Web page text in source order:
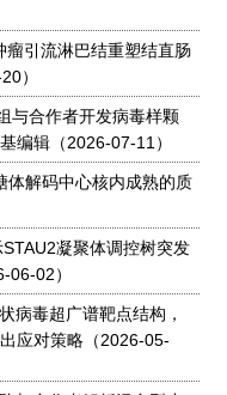
引流淋巴结重塑结直肠
）
与合作者开发病毒样颗
编辑 （2026-07-11）
体解码中心核内成熟的质
凝聚体调控树突发
06-02）
病毒超广谱靶点结构，
应对策略 （2026-05-